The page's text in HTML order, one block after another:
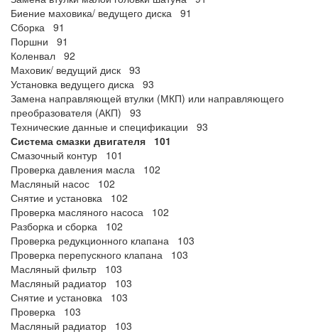
Биение маховика/ ведущего диска 91
Сборка 91
Поршни 91
Коленвал 92
Маховик/ ведущий диск 93
Установка ведущего диска 93
Замена направляющей втулки (МКП) или направляющего
преобразователя (АКП) 93
Технические данные и спецификации 93
Система смазки двигателя 101
Смазочный контур 101
Проверка давления масла 102
Масляный насос 102
Снятие и установка 102
Проверка масляного насоса 102
Разборка и сборка 102
Проверка редукционного клапана 103
Проверка перепускного клапана 103
Масляный фильтр 103
Масляный радиатор 103
Снятие и установка 103
Проверка 103
Масляный радиатор 103